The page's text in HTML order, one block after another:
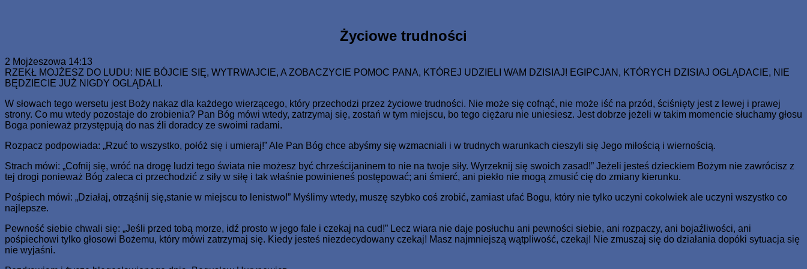
Życiowe trudności
2 Mojżeszowa 14:13
RZEKŁ MOJŻESZ DO LUDU: NIE BÓJCIE SIĘ, WYTRWAJCIE, A ZOBACZYCIE POMOC PANA, KTÓREJ UDZIELI WAM DZISIAJ! EGIPCJAN, KTÓRYCH DZISIAJ OGLĄDACIE, NIE
BĘDZIECIE JUŻ NIGDY OGLĄDALI.
W słowach tego wersetu jest Boży nakaz dla każdego wierzącego, który przechodzi przez życiowe trudności. Nie może się cofnąć, nie może iść na przód, ściśnięty jest z lewej i prawej
strony. Co mu wtedy pozostaje do zrobienia? Pan Bóg mówi wtedy, zatrzymaj się, zostań w tym miejscu, bo tego ciężaru nie uniesiesz. Jest dobrze jeżeli w takim momencie słuchamy głosu
Boga ponieważ przystępują do nas źli doradcy ze swoimi radami.
Rozpacz podpowiada: „Rzuć to wszystko, połóż się i umieraj!” Ale Pan Bóg chce abyśmy się wzmacniali i w trudnych warunkach cieszyli się Jego miłością i wiernością.
Strach mówi: „Cofnij się, wróć na drogę ludzi tego świata nie możesz być chrześcijaninem to nie na twoje siły. Wyrzeknij się swoich zasad!” Jeżeli jesteś dzieckiem Bożym nie zawrócisz z
tej drogi ponieważ Bóg zaleca ci przechodzić z siły w siłę i tak właśnie powinieneś postępować; ani śmierć, ani piekło nie mogą zmusić cię do zmiany kierunku.
Pośpiech mówi: „Działaj, otrząśnij się,stanie w miejscu to lenistwo!” Myślimy wtedy, muszę szybko coś zrobić, zamiast ufać Bogu, który nie tylko uczyni cokolwiek ale uczyni wszystko co
najlepsze.
Pewność siebie chwali się: „Jeśli przed tobą morze, idź prosto w jego fale i czekaj na cud!” Lecz wiara nie daje posłuchu ani pewności siebie, ani rozpaczy, ani bojaźliwości, ani
pośpiechowi tylko głosowi Bożemu, który mówi zatrzymaj się. Kiedy jesteś niezdecydowany czekaj! Masz najmniejszą wątpliwość, czekaj! Nie zmuszaj się do działania dopóki sytuacja się
nie wyjaśni.